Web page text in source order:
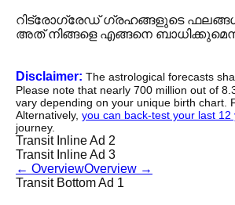
റിട്രോഗ്രേഡ് ഗ്രഹങ്ങളുടെ
അത് നിങ്ങളെ എങ്ങനെ
Disclaimer: The astrological forecasts
Please note that nearly 700 million out of
vary depending on your unique birth chart.
Alternatively, you can back-test your last
journey.
Transit Inline Ad 2
Transit Inline Ad 3
← OverviewOverview →
Transit Bottom Ad 1